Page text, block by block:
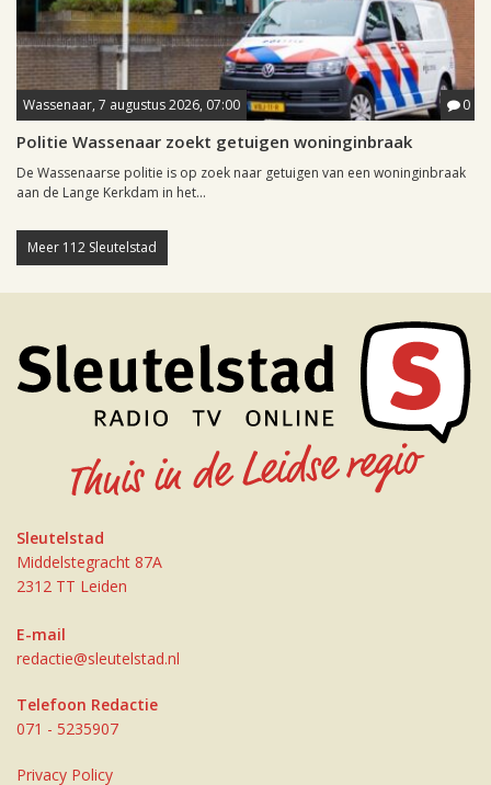
Wassenaar, 7 augustus 2026, 07:00 0
Politie Wassenaar zoekt getuigen woninginbraak
De Wassenaarse politie is op zoek naar getuigen van een woninginbraak
aan de Lange Kerkdam in het...
Meer 112 Sleutelstad
Sleutelstad
Middelstegracht 87A
2312 TT Leiden
E-mail
redactie@sleutelstad.nl
Telefoon Redactie
071 - 5235907
Privacy Policy